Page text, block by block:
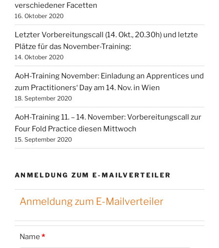
verschiedener Facetten
16. Oktober 2020
Letzter Vorbereitungscall (14. Okt., 20.30h) und letzte
Plätze für das November-Training:
14. Oktober 2020
AoH-Training November: Einladung an Apprentices und
zum Practitioners‘ Day am 14. Nov. in Wien
18. September 2020
AoH-Training 11. – 14. November: Vorbereitungscall zur
Four Fold Practice diesen Mittwoch
15. September 2020
ANMELDUNG ZUM E-MAILVERTEILER
Anmeldung zum E-Mailverteiler
Name *